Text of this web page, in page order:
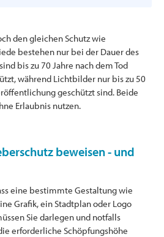
den gleichen Schutz wie
bestehen nur bei der Dauer des
bis zu 70 Jahre nach dem Tod
während Lichtbilder nur bis zu 50
geschützt sind. Beide
Erlaubnis nutzen.
beweisen - und
eine bestimmte Gestaltung wie
Grafik, ein Stadtplan oder Logo
Sie darlegen und notfalls
erforderliche Schöpfungshöhe